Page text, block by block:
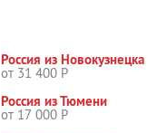
Россия из Новокузнецка
от 31 400 Р
Россия из Тюмени
от 17 000 Р